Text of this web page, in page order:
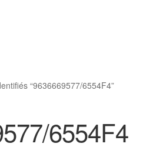
“9636669577/6554F4”
6554F4